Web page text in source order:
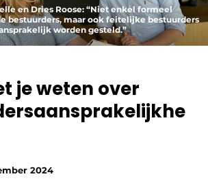
aanmelden
en Dries Roose: “Niet enkel formeel
bestuurders, maar ook feitelijke bestuurders
worden gesteld.”
je weten over
2024